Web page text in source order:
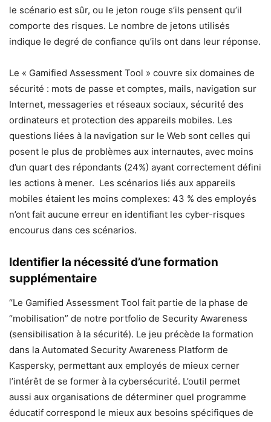
le scénario est sûr, ou le jeton rouge s’ils pensent qu’il
comporte des risques. Le nombre de jetons utilisés
indique le degré de confiance qu’ils ont dans leur réponse.
Le « Gamified Assessment Tool » couvre six domaines de
sécurité : mots de passe et comptes, mails, navigation sur
Internet, messageries et réseaux sociaux, sécurité des
ordinateurs et protection des appareils mobiles. Les
questions liées à la navigation sur le Web sont celles qui
posent le plus de problèmes aux internautes, avec moins
d’un quart des répondants (24%) ayant correctement défini
les actions à mener. Les scénarios liés aux appareils
mobiles étaient les moins complexes: 43 % des employés
n’ont fait aucune erreur en identifiant les cyber-risques
encourus dans ces scénarios.
Identifier la nécessité d’une formation
supplémentaire
“Le Gamified Assessment Tool fait partie de la phase de
“mobilisation” de notre portfolio de Security Awareness
(sensibilisation à la sécurité). Le jeu précède la formation
dans la Automated Security Awareness Platform de
Kaspersky, permettant aux employés de mieux cerner
l’intérêt de se former à la cybersécurité. L’outil permet
aussi aux organisations de déterminer quel programme
éducatif correspond le mieux aux besoins spécifiques de